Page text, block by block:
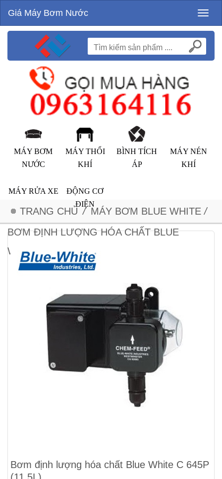
Giá Máy Bơm Nước
MÁY BƠM
NƯỚC
MÁY THỔI
KHÍ
BÌNH TÍCH
ÁP
MÁY NÉN
KHÍ
MÁY RỬA XE
ĐỘNG CƠ
ĐIỆN
TRANG CHỦ / MÁY BƠM BLUE WHITE /
BƠM ĐỊNH LƯỢNG HÓA CHẤT BLUE
WHITE C 645P (11.5L)
Bơm định lượng hóa chất Blue White C 645P